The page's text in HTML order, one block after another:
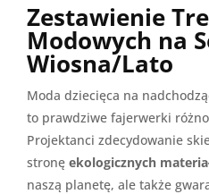
Zestawienie
Modowych na
Wiosna/Lato
Moda dziecięca na
to prawdziwe fajerwerki
Projektanci zdecydowanie
stronę ekologicznych
naszą planetę, ale także